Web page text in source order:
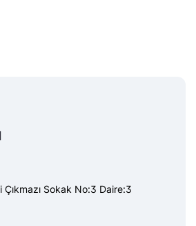
Sokak No:3 Daire:3